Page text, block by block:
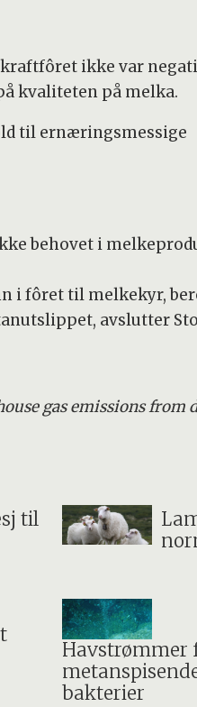
ikke var
kvaliteten på melka.
til ernæringsmessige
behovet i
i fôret til melkekyr,
avslutter
gas emissions from
til
Havstrømmer
bakterier